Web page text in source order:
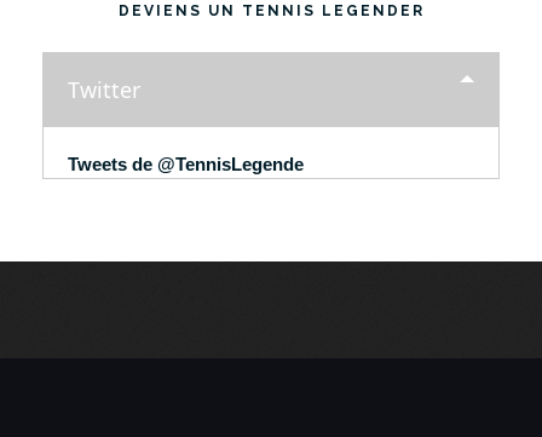
DEVIENS UN TENNIS LEGENDER
Twitter
Tweets de @TennisLegende